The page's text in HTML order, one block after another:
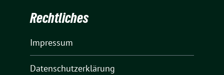
Rechtliches
Impressum
Datenschutzerklärung